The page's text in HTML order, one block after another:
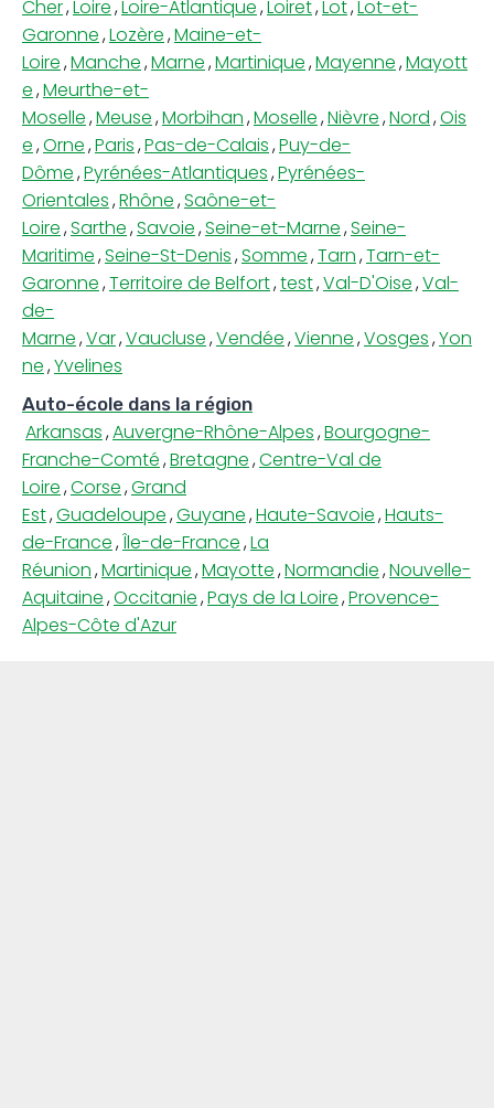
Cher,Loire,Loire-Atlantique,Loiret,Lot,Lot-et-
Garonne,Lozère,Maine-et-
Loire,Manche,Marne,Martinique,Mayenne,Mayott
e,Meurthe-et-
Moselle,Meuse,Morbihan,Moselle,Nièvre,Nord,Ois
e,Orne,Paris,Pas-de-Calais,Puy-de-
Dôme,Pyrénées-Atlantiques,Pyrénées-
Orientales,Rhône,Saône-et-
Loire,Sarthe,Savoie,Seine-et-Marne,Seine-
Maritime,Seine-St-Denis,Somme,Tarn,Tarn-et-
Garonne,Territoire de Belfort,test,Val-D'Oise,Val-
de-
Marne,Var,Vaucluse,Vendée,Vienne,Vosges,Yon
ne,Yvelines
Auto-école dans la région
Arkansas,Auvergne-Rhône-Alpes,Bourgogne-
Franche-Comté,Bretagne,Centre-Val de
Loire,Corse,Grand
Est,Guadeloupe,Guyane,Haute-Savoie,Hauts-
de-France,Île-de-France,La
Réunion,Martinique,Mayotte,Normandie,Nouvelle-
Aquitaine,Occitanie,Pays de la Loire,Provence-
Alpes-Côte d'Azur